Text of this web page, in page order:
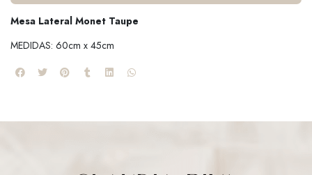
Mesa Lateral Monet Taupe
MEDIDAS: 60cm x 45cm